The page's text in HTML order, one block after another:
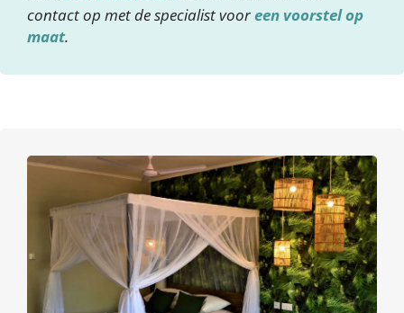
contact op met de specialist vooreen voorstel op
maat.